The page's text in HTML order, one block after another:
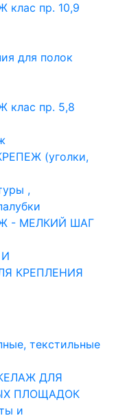
пр. 10,9
для полок
пр. 5,8
(уголки,
,
- МЕЛКИЙ ШАГ
КРЕПЛЕНИЯ
текстильные
ДЛЯ
ПЛОЩАДОК
и